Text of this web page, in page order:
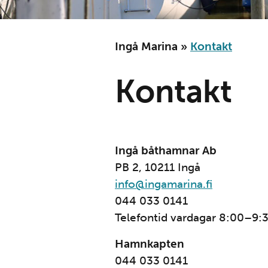
Ingå Marina » Kontakt
Kontakt
Ingå båthamnar Ab
PB 2, 10211 Ingå
info@ingamarina.fi
044 033 0141
Telefontid vardagar
Hamnkapten
044 033 0141